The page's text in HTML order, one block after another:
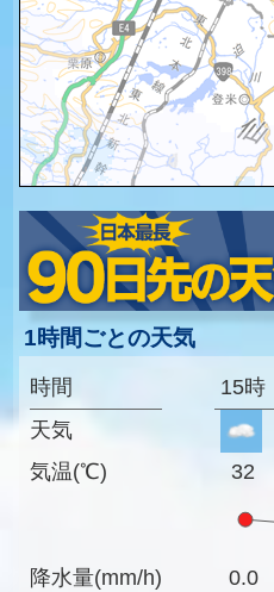
1時間ごとの天気
時間
天気
気温(℃)
降水量(mm/h)
15時
32
0.0